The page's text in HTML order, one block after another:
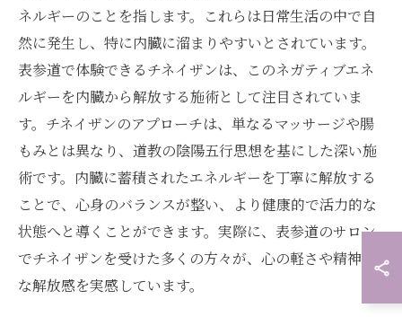
ネルギーのことを指します。これらは日常生活の中で自
然に発生し、特に内臓に溜まりやすいとされています。
表参道で体験できるチネイザンは、このネガティブエネ
ルギーを内臓から解放する施術として注目されていま
す。チネイザンのアプローチは、単なるマッサージや腸
もみとは異なり、道教の陰陽五行思想を基にした深い施
術です。内臓に蓄積されたエネルギーを丁寧に解放する
ことで、心身のバランスが整い、より健康的で活力的な
状態へと導くことができます。実際に、表参道のサロン
でチネイザンを受けた多くの方々が、心の軽さや精神的
な解放感を実感しています。